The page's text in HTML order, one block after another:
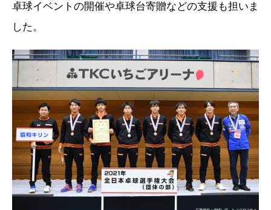
卓球イベントの開催や卓球台寄贈などの支援も担いま
した。